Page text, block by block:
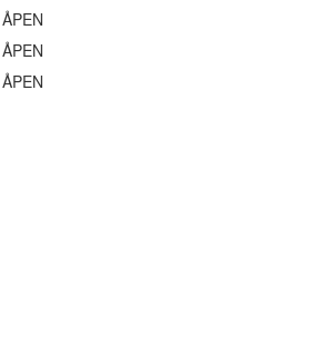
ÅPEN
ÅPEN
ÅPEN